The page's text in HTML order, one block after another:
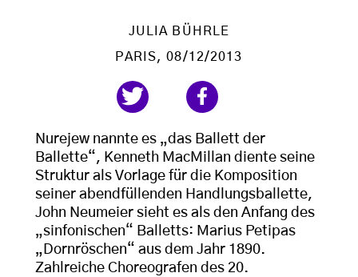
JULIA BÜHRLE
PARIS, 08/12/2013
Nurejew nannte es „das Ballett der
Ballette“, Kenneth MacMillan diente seine
Struktur als Vorlage für die Komposition
seiner abendfüllenden Handlungsballette,
John Neumeier sieht es als den Anfang des
„sinfonischen“ Balletts: Marius Petipas
„Dornröschen“ aus dem Jahr 1890.
Zahlreiche Choreografen des 20.